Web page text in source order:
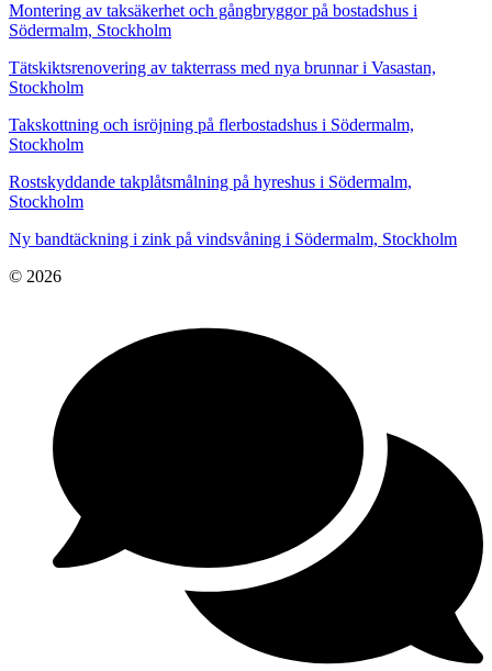
Montering av taksäkerhet och gångbryggor på bostadshus i
Södermalm, Stockholm
Tätskiktsrenovering av takterrass med nya brunnar i Vasastan,
Stockholm
Takskottning och isröjning på flerbostadshus i Södermalm,
Stockholm
Rostskyddande takplåtsmålning på hyreshus i Södermalm,
Stockholm
Ny bandtäckning i zink på vindsvåning i Södermalm, Stockholm
© 2026